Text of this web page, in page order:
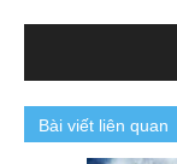
Bài viết liên quan